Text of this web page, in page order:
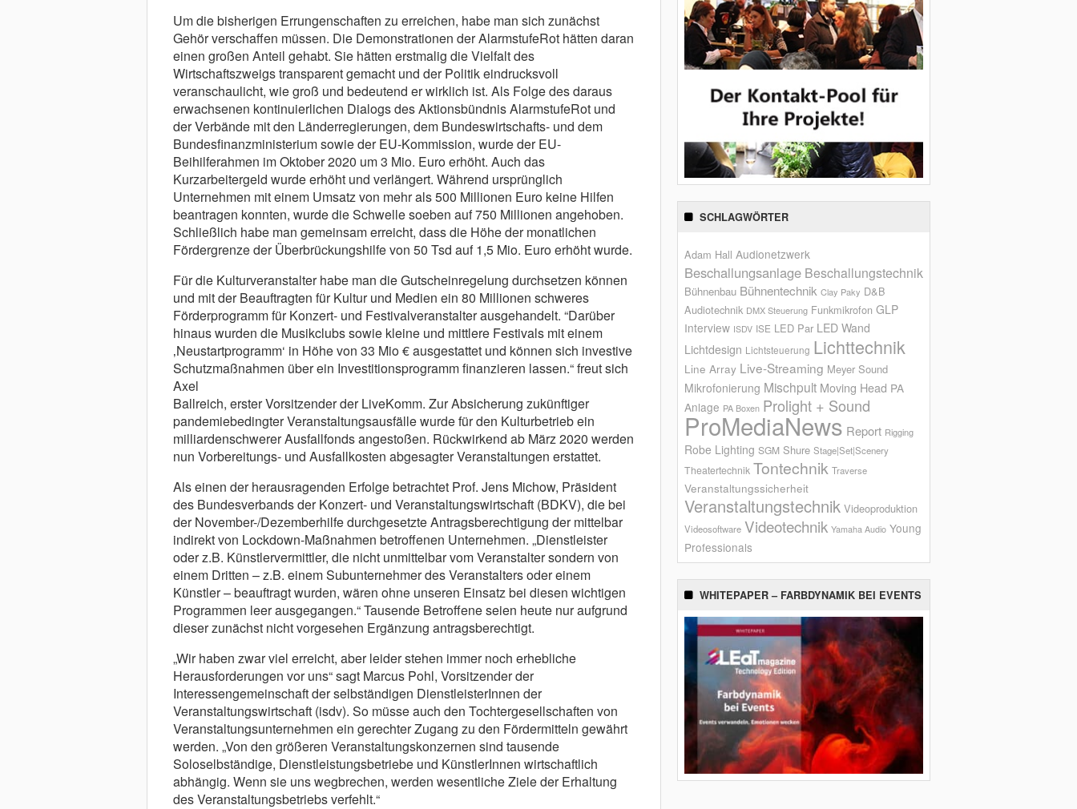
Um die bisherigen Errungenschaften zu erreichen, habe man sich zunächst
Gehör verschaffen müssen. Die Demonstrationen der AlarmstufeRot hätten daran
einen großen Anteil gehabt. Sie hätten erstmalig die Vielfalt des
Wirtschaftszweigs transparent gemacht und der Politik eindrucksvoll
veranschaulicht, wie groß und bedeutend er wirklich ist. Als Folge des daraus
erwachsenen kontinuierlichen Dialogs des Aktionsbündnis AlarmstufeRot und
der Verbände mit den Länderregierungen, dem Bundeswirtschafts- und dem
Bundesfinanzministerium sowie der EU-Kommission, wurde der EU-
Beihilferahmen im Oktober 2020 um 3 Mio. Euro erhöht. Auch das
Kurzarbeitergeld wurde erhöht und verlängert. Während ursprünglich
Unternehmen mit einem Umsatz von mehr als 500 Millionen Euro keine Hilfen
beantragen konnten, wurde die Schwelle soeben auf 750 Millionen angehoben.
Schließlich habe man gemeinsam erreicht, dass die Höhe der monatlichen
Fördergrenze der Überbrückungshilfe von 50 Tsd auf 1,5 Mio. Euro erhöht wurde.
Für die Kulturveranstalter habe man die Gutscheinregelung durchsetzen können
und mit der Beauftragten für Kultur und Medien ein 80 Millionen schweres
Förderprogramm für Konzert- und Festivalveranstalter ausgehandelt. “Darüber
hinaus wurden die Musikclubs sowie kleine und mittlere Festivals mit einem
‚Neustartprogramm‘ in Höhe von 33 Mio € ausgestattet und können sich investive
Schutzmaßnahmen über ein Investitionsprogramm finanzieren lassen.“ freut sich
Axel
Ballreich, erster Vorsitzender der LiveKomm. Zur Absicherung zukünftiger
pandemiebedingter Veranstaltungsausfälle wurde für den Kulturbetrieb ein
milliardenschwerer Ausfallfonds angestoßen. Rückwirkend ab März 2020 werden
nun Vorbereitungs- und Ausfallkosten abgesagter Veranstaltungen erstattet.
Als einen der herausragenden Erfolge betrachtet Prof. Jens Michow, Präsident
des Bundesverbands der Konzert- und Veranstaltungswirtschaft (BDKV), die bei
der November-/Dezemberhilfe durchgesetzte Antragsberechtigung der mittelbar
indirekt von Lockdown-Maßnahmen betroffenen Unternehmen. „Dienstleister
oder z.B. Künstlervermittler, die nicht unmittelbar vom Veranstalter sondern von
einem Dritten – z.B. einem Subunternehmer des Veranstalters oder einem
Künstler – beauftragt wurden, wären ohne unseren Einsatz bei diesen wichtigen
Programmen leer ausgegangen.“ Tausende Betroffene seien heute nur aufgrund
dieser zunächst nicht vorgesehen Ergänzung antragsberechtigt.
„Wir haben zwar viel erreicht, aber leider stehen immer noch erhebliche
Herausforderungen vor uns“ sagt Marcus Pohl, Vorsitzender der
Interessengemeinschaft der selbständigen DienstleisterInnen der
Veranstaltungswirtschaft (isdv). So müsse auch den Tochtergesellschaften von
Veranstaltungsunternehmen ein gerechter Zugang zu den Fördermitteln gewährt
werden. „Von den größeren Veranstaltungskonzernen sind tausende
Soloselbständige, Dienstleistungsbetriebe und KünstlerInnen wirtschaftlich
abhängig. Wenn sie uns wegbrechen, werden wesentliche Ziele der Erhaltung
des Veranstaltungsbetriebs verfehlt.“
SCHLAGWÖRTER
Adam Hall Audionetzwerk
Beschallungsanlage Beschallungstechnik
Bühnenbau Bühnentechnik Clay Paky D&B
Audiotechnik DMX Steuerung Funkmikrofon GLP
Interview ISDV ISE LED Par LED Wand
Lichtdesign Lichtsteuerung Lichttechnik
Line Array Live-Streaming Meyer Sound
Mikrofonierung Mischpult Moving Head PA
Anlage PA Boxen Prolight + Sound
ProMediaNews Report Rigging
Robe Lighting SGM Shure Stage|Set|Scenery
Theatertechnik Tontechnik Traverse
Veranstaltungssicherheit
Veranstaltungstechnik Videoproduktion
Videosoftware Videotechnik Yamaha Audio Young
Professionals
WHITEPAPER – FARBDYNAMIK BEI EVENTS